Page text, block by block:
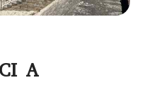
A